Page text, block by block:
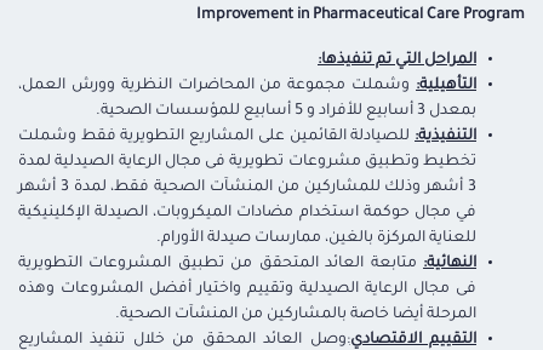
Improvement in Pharmaceutical Care Program
المراحل التي تم تنفيذها:
التأهيلية: وشملت مجموعة من المحاضرات النظرية وورش العمل،
بمعدل 3 أسابيع للأفراد و 5 أسابيع للمؤسسات الصحية.
التنفيذية: للصيادلة القائمين على المشاريع التطويرية فقط وشملت
تخطيط وتطبيق مشروعات تطويرية فى مجال الرعاية الصيدلية لمدة
3 أشهر وذلك للمشاركين من المنشآت الصحية فقط، لمدة 3 أشهر
في مجال حوكمة استخدام مضادات الميكروبات، الصيدلة الإكلينيكية
للعناية المركزة بالغين، ممارسات صيدلة الأورام.
النهائية: متابعة العائد المتحقق من تطبيق المشروعات التطويرية
فى مجال الرعاية الصيدلية وتقييم واختيار أفضل المشروعات وهذه
المرحلة أيضا خاصة بالمشاركين من المنشآت الصحية.
التقييم الاقتصادي:وصل العائد المحقق من خلال تنفيذ المشاريع